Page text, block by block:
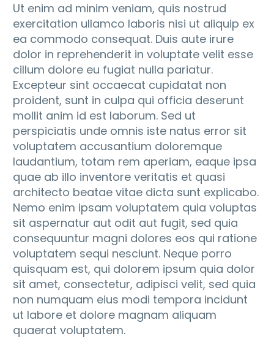
Ut enim ad minim veniam, quis nostrud
exercitation ullamco laboris nisi ut aliquip ex
ea commodo consequat. Duis aute irure
dolor in reprehenderit in voluptate velit esse
cillum dolore eu fugiat nulla pariatur.
Excepteur sint occaecat cupidatat non
proident, sunt in culpa qui officia deserunt
mollit anim id est laborum. Sed ut
perspiciatis unde omnis iste natus error sit
voluptatem accusantium doloremque
laudantium, totam rem aperiam, eaque ipsa
quae ab illo inventore veritatis et quasi
architecto beatae vitae dicta sunt explicabo.
Nemo enim ipsam voluptatem quia voluptas
sit aspernatur aut odit aut fugit, sed quia
consequuntur magni dolores eos qui ratione
voluptatem sequi nesciunt. Neque porro
quisquam est, qui dolorem ipsum quia dolor
sit amet, consectetur, adipisci velit, sed quia
non numquam eius modi tempora incidunt
ut labore et dolore magnam aliquam
quaerat voluptatem.